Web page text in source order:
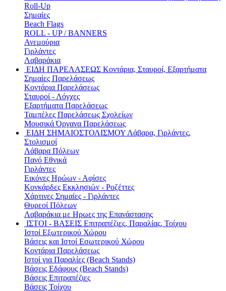
Roll-Up
Σημαίες
Beach Flags
ROLL - UP / BANNERS
Ανεμούρια
Γιρλάντες
Λαβαράκια
ΕΙΔΗ ΠΑΡΕΛΑΣΕΩΣ Κοντάρια, Σταυροί, Εξαρτήματα
Σημαίες Παρελάσεως
Κοντάρια Παρελάσεως
Σταυροί - Λόγχες
Εξαρτήματα Παρελάσεως
Ταμπέλες Παρελάσεως Σχολείων
Μουσικά Όργανα Παρελάσεως
ΕΙΔΗ ΣΗΜΑΙΟΣΤΟΛΙΣΜΟΥ Λάβαρα, Γιρλάντες,
Στολισμοί
Λάβαρα Πόλεων
Πανό Εθνικά
Γιρλάντες
Εικόνες Ηρώων - Αφίσες
Κονκάρδες Εκκλησιών - Ροζέττες
Χάρτινες Σημαίες - Γιρλάντες
Θυρεοί Πόλεων
Λαβαράκια με Ηρωες της Επανάστασης
ΙΣΤΟΙ - ΒΑΣΕΙΣ Επιτραπέζιες, Παραλίας, Τοίχου
Ιστοί Εξωτερικού Χώρου
Βάσεις και Ιστοί Εσωτερικού Χώρου
Κοντάρια Παρελάσεως
Ιστοί για Παραλίες (Beach Stands)
Βάσεις Εδάφους (Beach Stands)
Βάσεις Επιτραπέζιες
Βάσεις Τοίχου